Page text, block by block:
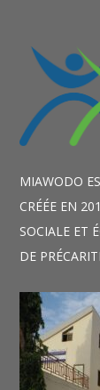
MIAWODO
CRÉÉE EN
SOCIALE ET
DE